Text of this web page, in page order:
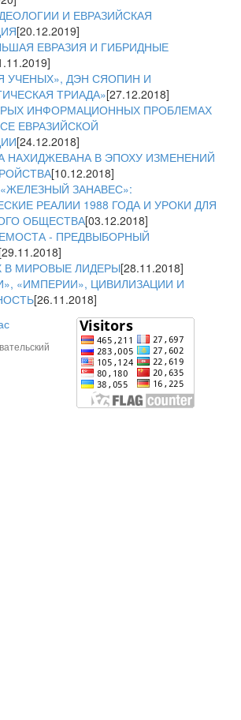
И ЕВРАЗИЙСКАЯ
[20.12.2019]
ЕВРАЗИЯ И ГИБРИДНЫЕ
УЧЕНЫХ», ДЭН СЯОПИН И
ТРИАДА»[27.12.2018]
ИНФОРМАЦИОННЫХ ПРОБЛЕМАХ
ЕВРАЗИЙСКОЙ
[24.12.2018]
НАХИДЖЕВАНА В ЭПОХУ ИЗМЕНЕНИЙ
[10.12.2018]
ЗАНАВЕС»:
РЕАЛИИ 1988 ГОДА И УРОКИ ДЛЯ
ОБЩЕСТВА[03.12.2018]
- ПРЕДВЫБОРНЫЙ
[29.11.2018]
В МИРОВЫЕ ЛИДЕРЫ[28.11.2018]
«ИМПЕРИИ», ЦИВИЛИЗАЦИИ И
[26.11.2018]